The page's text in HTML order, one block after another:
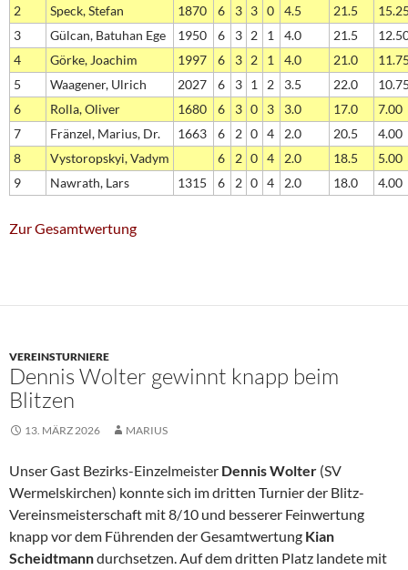
2
Speck, Stefan 1870 6 3 3 0 4.5 21.5
3
Gülcan, Batuhan Ege 1950 6 3 2 1 4.0 21.5
4
Görke, Joachim 1997 6 3 2 1 4.0 21.0
5
Waagener, Ulrich 2027 6 3 1 2 3.5 22.0
6
Rolla, Oliver 1680 6 3 0 3 3.0 17.0
7.00
7
Fränzel, Marius, Dr. 1663 6 2 0 4 2.0 20.5
4.00
8
Vystoropskyi, Vadym 6 2 0 4 2.0 18.5
5.00
9
Nawrath, Lars 1315 6 2 0 4 2.0 18.0 4.00
Zur Gesamtwertung
VEREINSTURNIERE
Dennis Wolter gewinnt knapp beim
Blitzen
13. MÄRZ 2026 MARIUS
Unser Gast Bezirks-Einzelmeister Dennis Wolter (SV
Wermelskirchen) konnte sich im dritten Turnier der Blitz-
Vereinsmeisterschaft mit 8/10 und besserer Feinwertung
knapp vor dem Führenden der Gesamtwertung Kian
Scheidtmanndurchsetzen. Auf dem dritten Platz landete mit